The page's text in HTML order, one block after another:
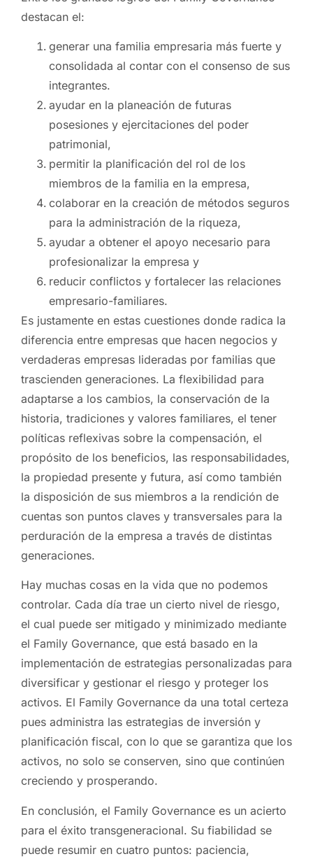
destacan el:
generar una familia empresaria más fuerte y
consolidada al contar con el consenso de sus
integrantes.
ayudar en la planeación de futuras
posesiones y ejercitaciones del poder
patrimonial,
permitir la planificación del rol de los
miembros de la familia en la empresa,
colaborar en la creación de métodos seguros
para la administración de la riqueza,
ayudar a obtener el apoyo necesario para
profesionalizar la empresa y
reducir conflictos y fortalecer las relaciones
empresario-familiares.
Es justamente en estas cuestiones donde radica la
diferencia entre empresas que hacen negocios y
verdaderas empresas lideradas por familias que
trascienden generaciones. La flexibilidad para
adaptarse a los cambios, la conservación de la
historia, tradiciones y valores familiares, el tener
políticas reflexivas sobre la compensación, el
propósito de los beneficios, las responsabilidades,
la propiedad presente y futura, así como también
la disposición de sus miembros a la rendición de
cuentas son puntos claves y transversales para la
perduración de la empresa a través de distintas
generaciones.
Hay muchas cosas en la vida que no podemos
controlar. Cada día trae un cierto nivel de riesgo,
el cual puede ser mitigado y minimizado mediante
el Family Governance, que está basado en la
implementación de estrategias personalizadas para
diversificar y gestionar el riesgo y proteger los
activos. El Family Governance da una total certeza
pues administra las estrategias de inversión y
planificación fiscal, con lo que se garantiza que los
activos, no solo se conserven, sino que continúen
creciendo y prosperando.
En conclusión, el Family Governance es un acierto
para el éxito transgeneracional. Su fiabilidad se
puede resumir en cuatro puntos: paciencia,